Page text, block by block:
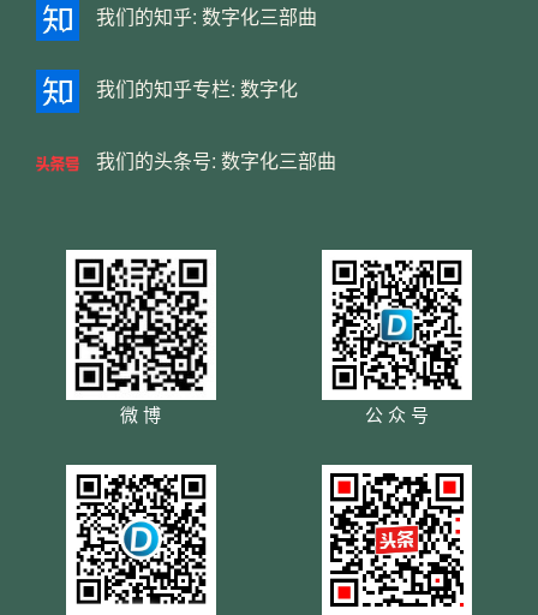
我们的知乎: 数字化三部曲
我们的知乎专栏: 数字化
我们的头条号: 数字化三部曲
微 博 公 众 号